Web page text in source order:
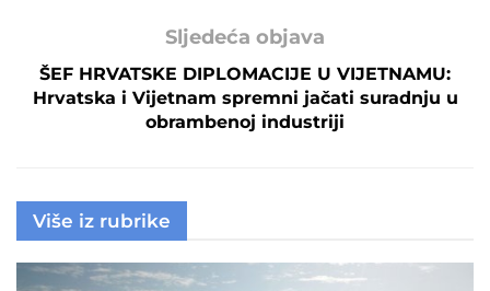
Sljedeća objava
ŠEF HRVATSKE DIPLOMACIJE U VIJETNAMU:
Hrvatska i Vijetnam spremni jačati suradnju u
obrambenoj industriji
Više iz rubrike